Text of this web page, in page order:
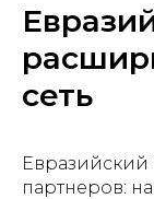
сеть
партнеров: